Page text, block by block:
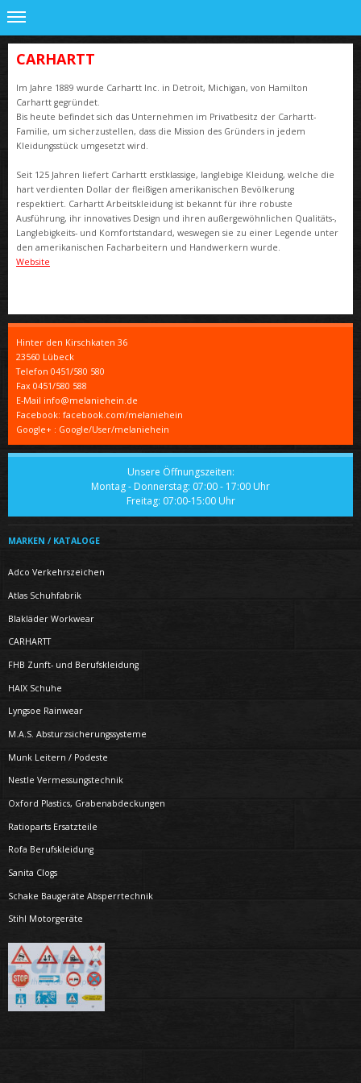
CARHARTT
Im Jahre 1889 wurde Carhartt Inc. in Detroit, Michigan, von Hamilton
Carhartt gegründet.
Bis heute befindet sich das Unternehmen im Privatbesitz der Carhartt-
Familie, um sicherzustellen, dass die Mission des Gründers in jedem
Kleidungsstück umgesetzt wird.
Seit 125 Jahren liefert Carhartt erstklassige, langlebige Kleidung, welche die
hart verdienten Dollar der fleißigen amerikanischen Bevölkerung
respektiert. Carhartt Arbeitskleidung ist bekannt für ihre robuste
Ausführung, ihr innovatives Design und ihren außergewöhnlichen Qualitäts-,
Langlebigkeits- und Komfortstandard, weswegen sie zu einer Legende unter
den amerikanischen Facharbeitern und Handwerkern wurde.
Website
Hinter den Kirschkaten 36
23560 Lübeck
Telefon 0451/580 580
Fax 0451/580 588
E-Mail info@melaniehein.de
Facebook: facebook.com/melaniehein
Google+ : Google/User/melaniehein
Unsere Öffnungszeiten:
Montag - Donnerstag: 07:00 - 17:00 Uhr
Freitag: 07:00-15:00 Uhr
MARKEN / KATALOGE
Adco Verkehrszeichen
Atlas Schuhfabrik
Blakläder Workwear
CARHARTT
FHB Zunft- und Berufskleidung
HAIX Schuhe
Lyngsoe Rainwear
M.A.S. Absturzsicherungssysteme
Munk Leitern / Podeste
Nestle Vermessungstechnik
Oxford Plastics, Grabenabdeckungen
Ratioparts Ersatzteile
Rofa Berufskleidung
Sanita Clogs
Schake Baugeräte Absperrtechnik
Stihl Motorgeräte